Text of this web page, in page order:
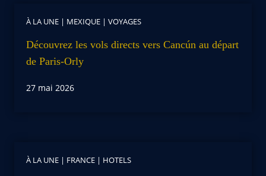
À LA UNE | MEXIQUE | VOYAGES
Découvrez les vols directs vers Cancún au départ
de Paris-Orly
27 mai 2026
À LA UNE | FRANCE | HOTELS